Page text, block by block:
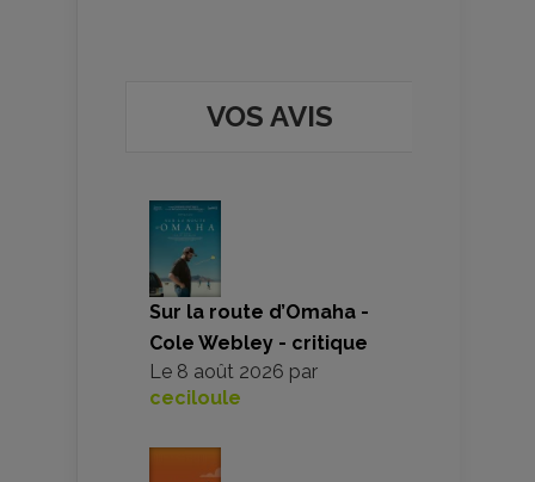
VOS AVIS
Sur la route d’Omaha -
Cole Webley - critique
Le 8 août 2026 par
ceciloule